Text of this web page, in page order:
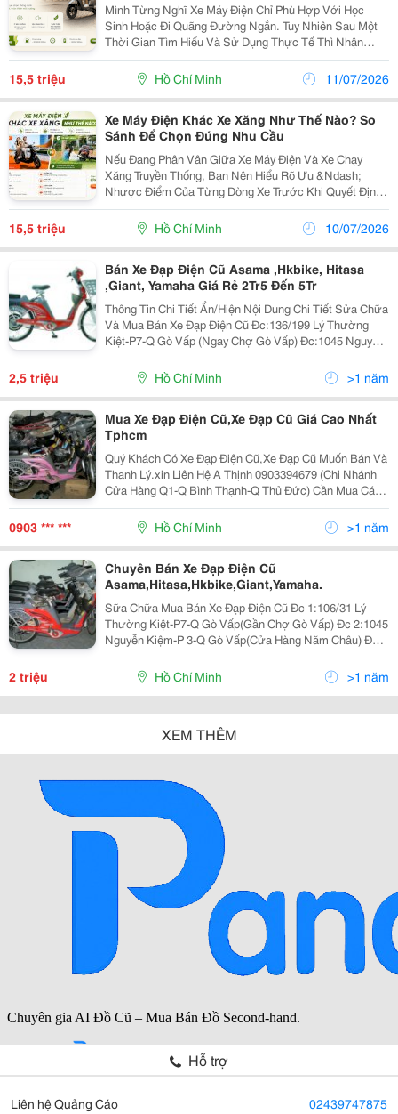
Mình Từng Nghĩ Xe Máy Điện Chỉ Phù Hợp Với Học
Sinh Hoặc Đi Quãng Đường Ngắn. Tuy Nhiên Sau Một
Thời Gian Tìm Hiểu Và Sử Dụng Thực Tế Thì Nhận
Thấy Khoản Tiền Phải Bỏ Ra Mỗi Tháng Thấp Hơn Đáng
Kể So Với Xe Máy Chạy Xăng. Nếu Xe Xăng Phải Đổ
Nhiên...
15,5 triệu Hồ Chí Minh 11/07/2026
Xe Máy Điện Khác Xe Xăng Như Thế Nào? So
Sánh Để Chọn Đúng Nhu Cầu
Nếu Đang Phân Vân Giữa Xe Máy Điện Và Xe Chạy
Xăng Truyền Thống, Bạn Nên Hiểu Rõ Ưu &Ndash;
Nhược Điểm Của Từng Dòng Xe Trước Khi Quyết Định.
Mỗi Loại Đều Có Thế Mạnh Riêng, Phù Hợp Với Từng
Đối Tượng Và Mục Đích Sử Dụng. 1. Nguồn Năng
Lượng Vận...
15,5 triệu Hồ Chí Minh 10/07/2026
Bán Xe Đạp Điện Cũ Asama ,Hkbike, Hitasa
,Giant, Yamaha Giá Rẻ 2Tr5 Đến 5Tr
Thông Tin Chi Tiết Ẩn/Hiện Nội Dung Chi Tiết Sửa Chữa
Và Mua Bán Xe Đạp Điện Cũ Đc:136/199 Lý Thường
Kiệt-P7-Q Gò Vấp (Ngay Chợ Gò Vấp) Đc:1045 Nguyễn
Kiễm-P 3-Q Gò Vấp(Cửa Hàng Năm Châu) Đc:1A
Nguyễn Đình Chiểu-
2,5 triệu Hồ Chí Minh >1 năm
Mua Xe Đạp Điện Cũ,Xe Đạp Cũ Giá Cao Nhất
Tphcm
Quý Khách Có Xe Đạp Điện Cũ,Xe Đạp Cũ Muốn Bán Và
Thanh Lý.xin Liên Hệ A Thịnh 0903394679 (Chi Nhánh
Cửa Hàng Q1-Q Bình Thạnh-Q Thủ Đức) Cần Mua Các
Loại Xe Đạp Điện Cũ,Hư Bình,Không Chạy Được,Để
Lâu Không Chạy.... Giá Mua Cao Nhất Tphcm, Nhiệt
0903 *** *** Hồ Chí Minh >1 năm
Chuyên Bán Xe Đạp Điện Cũ
Asama,Hitasa,Hkbike,Giant,Yamaha.
Sữa Chữa Mua Bán Xe Đạp Điện Cũ Đc 1:106/31 Lý
Thường Kiệt-P7-Q Gò Vấp(Gần Chợ Gò Vấp) Đc 2:1045
Nguyễn Kiệm-P 3-Q Gò Vấp(Cửa Hàng Năm Châu) Đc
3:1A Nguyễn Đình Chiểu-P Đakao-Q1(Gọi Trước Khi
Tới,Cảm Ơn). Qúy Khách Có Nhu Cầu
2 triệu Hồ Chí Minh >1 năm
XEM THÊM
Hỗ trợ
Liên hệ Quảng Cáo 02439747875